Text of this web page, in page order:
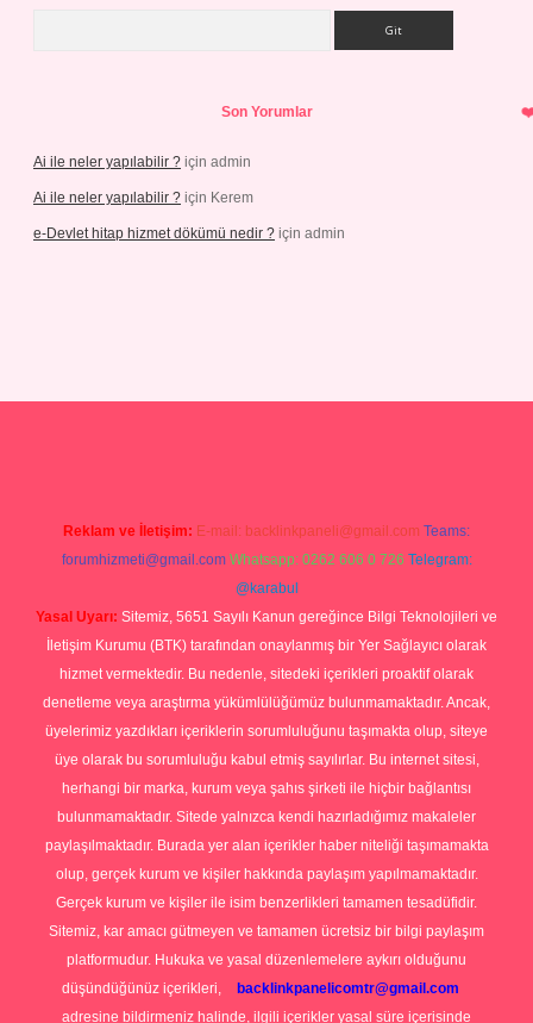
Son Yorumlar
Ai ile neler yapılabilir ? için admin
Ai ile neler yapılabilir ? için Kerem
e-Devlet hitap hizmet dökümü nedir ? için admin
Reklam ve İletişim: E-mail: backlinkpaneli@gmail.com Teams:
forumhizmeti@gmail.com Whatsapp: 0262 606 0 726 Telegram:
@karabul
Yasal Uyarı: Sitemiz, 5651 Sayılı Kanun gereğince Bilgi Teknolojileri ve
İletişim Kurumu (BTK) tarafından onaylanmış bir Yer Sağlayıcı olarak
hizmet vermektedir. Bu nedenle, sitedeki içerikleri proaktif olarak
denetleme veya araştırma yükümlülüğümüz bulunmamaktadır. Ancak,
üyelerimiz yazdıkları içeriklerin sorumluluğunu taşımakta olup, siteye
üye olarak bu sorumluluğu kabul etmiş sayılırlar. Bu internet sitesi,
herhangi bir marka, kurum veya şahıs şirketi ile hiçbir bağlantısı
bulunmamaktadır. Sitede yalnızca kendi hazırladığımız makaleler
paylaşılmaktadır. Burada yer alan içerikler haber niteliği taşımamakta
olup, gerçek kurum ve kişiler hakkında paylaşım yapılmamaktadır.
Gerçek kurum ve kişiler ile isim benzerlikleri tamamen tesadüfidir.
Sitemiz, kar amacı gütmeyen ve tamamen ücretsiz bir bilgi paylaşım
platformudur. Hukuka ve yasal düzenlemelere aykırı olduğunu
düşündüğünüz içerikleri,
backlinkpanelicomtr@gmail.com
adresine bildirmeniz halinde, ilgili içerikler yasal süre içerisinde